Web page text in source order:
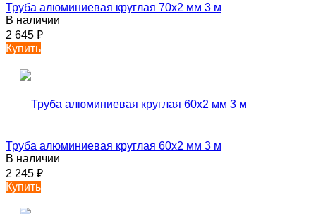
Труба алюминиевая круглая 70х2 мм 3 м
В наличии
2 645 ₽
Купить
Труба алюминиевая круглая 60х2 мм 3 м
В наличии
2 245 ₽
Купить